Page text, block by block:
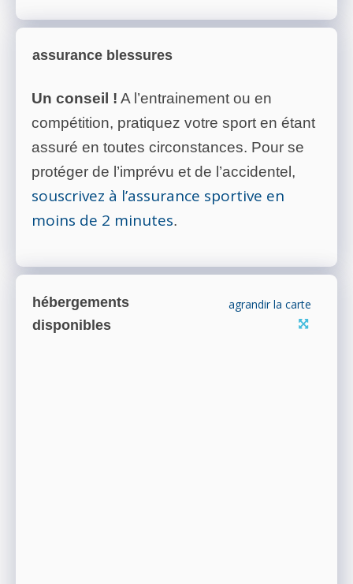
assurance blessures
Un conseil ! A l’entrainement ou en
compétition, pratiquez votre sport en étant
assuré en toutes circonstances. Pour se
protéger de l’imprévu et de l’accidentel,
souscrivez à l’assurance sportive en
moins de 2 minutes.
hébergements
disponibles
agrandir la carte